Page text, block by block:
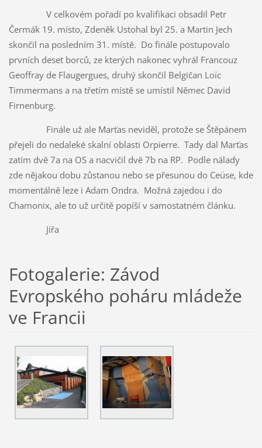
V celkovém pořadí po kvalifikaci obsadil Petr
Čermák 19. místo, Zdeněk Ustohal byl 25. a Martin Jech
skončil na posledním 31. místě. Do finále postupovalo
prvních deset borců, ze kterých nakonec vyhrál Francouz
Geoffray de Flaugergues, druhý skončil Belgičan Loïc
Timmermans a na třetím místě se umístil Němec David
Firnenburg.
Finále už ale Marťas neviděl, protože se Štěpánem
přejeli do nedaleké skalní oblasti Orpierre. Tady dal Marťas
zatím dvě 7a na OS a nacvičil dvě 7b na RP. Podle nálady
zde nějakou dobu zůstanou nebo se přesunou do Ceüse, kde
momentálně leze i Adam Ondra. Možná zajedou i do
Chamonix, ale to už určitě popíší v samostatném článku.
Jířa
Fotogalerie: Závod
Evropského poháru mládeže
ve Francii